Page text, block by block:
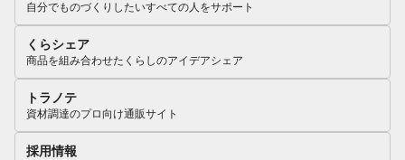
自分でものづくりしたいすべての人をサポート
くらシェア
商品を組み合わせたくらしのアイデアシェア
トラノテ
資材調達のプロ向け通販サイト
採用情報